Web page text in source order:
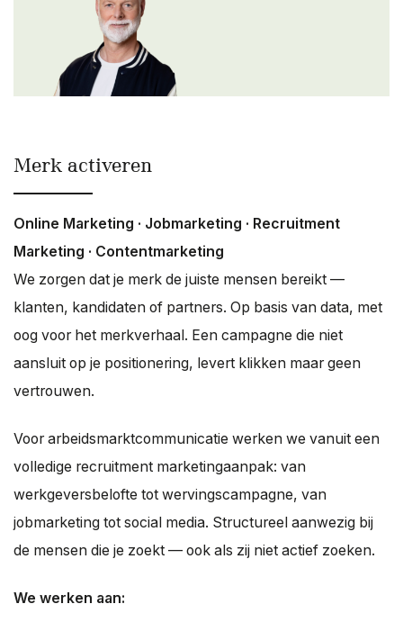
Merk activeren
Online Marketing · Jobmarketing · Recruitment
Marketing · Contentmarketing
We zorgen dat je merk de juiste mensen bereikt —
klanten, kandidaten of partners. Op basis van data, met
oog voor het merkverhaal. Een campagne die niet
aansluit op je positionering, levert klikken maar geen
vertrouwen.
Voor arbeidsmarktcommunicatie werken we vanuit een
volledige recruitment marketingaanpak: van
werkgeversbelofte tot wervingscampagne, van
jobmarketing tot social media. Structureel aanwezig bij
de mensen die je zoekt — ook als zij niet actief zoeken.
We werken aan: